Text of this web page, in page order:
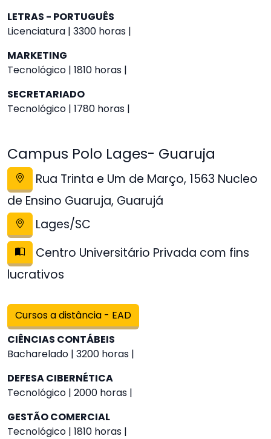
LETRAS - PORTUGUÊS
Licenciatura | 3300 horas |
MARKETING
Tecnológico | 1810 horas |
SECRETARIADO
Tecnológico | 1780 horas |
Campus Polo Lages- Guaruja
Rua Trinta e Um de Março, 1563 Nucleo
de Ensino Guaruja, Guarujá
Lages/SC
Centro Universitário Privada com fins
lucrativos
Cursos a distância - EAD
CIÊNCIAS CONTÁBEIS
Bacharelado | 3200 horas |
DEFESA CIBERNÉTICA
Tecnológico | 2000 horas |
GESTÃO COMERCIAL
Tecnológico | 1810 horas |